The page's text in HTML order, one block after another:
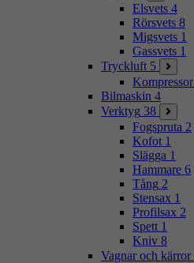
Elsvets 4
Rörsvets 8
Migsvets 1
Gassvets 1
Tryckluft 5
Kompressor
Bilmaskin 4
Verktyg 38
Fogspruta 2
Kofot 1
Slägga 1
Hammare 6
Tång 2
Stensax 1
Profilsax 2
Spett 1
Kniv 8
Vagnar och kärror